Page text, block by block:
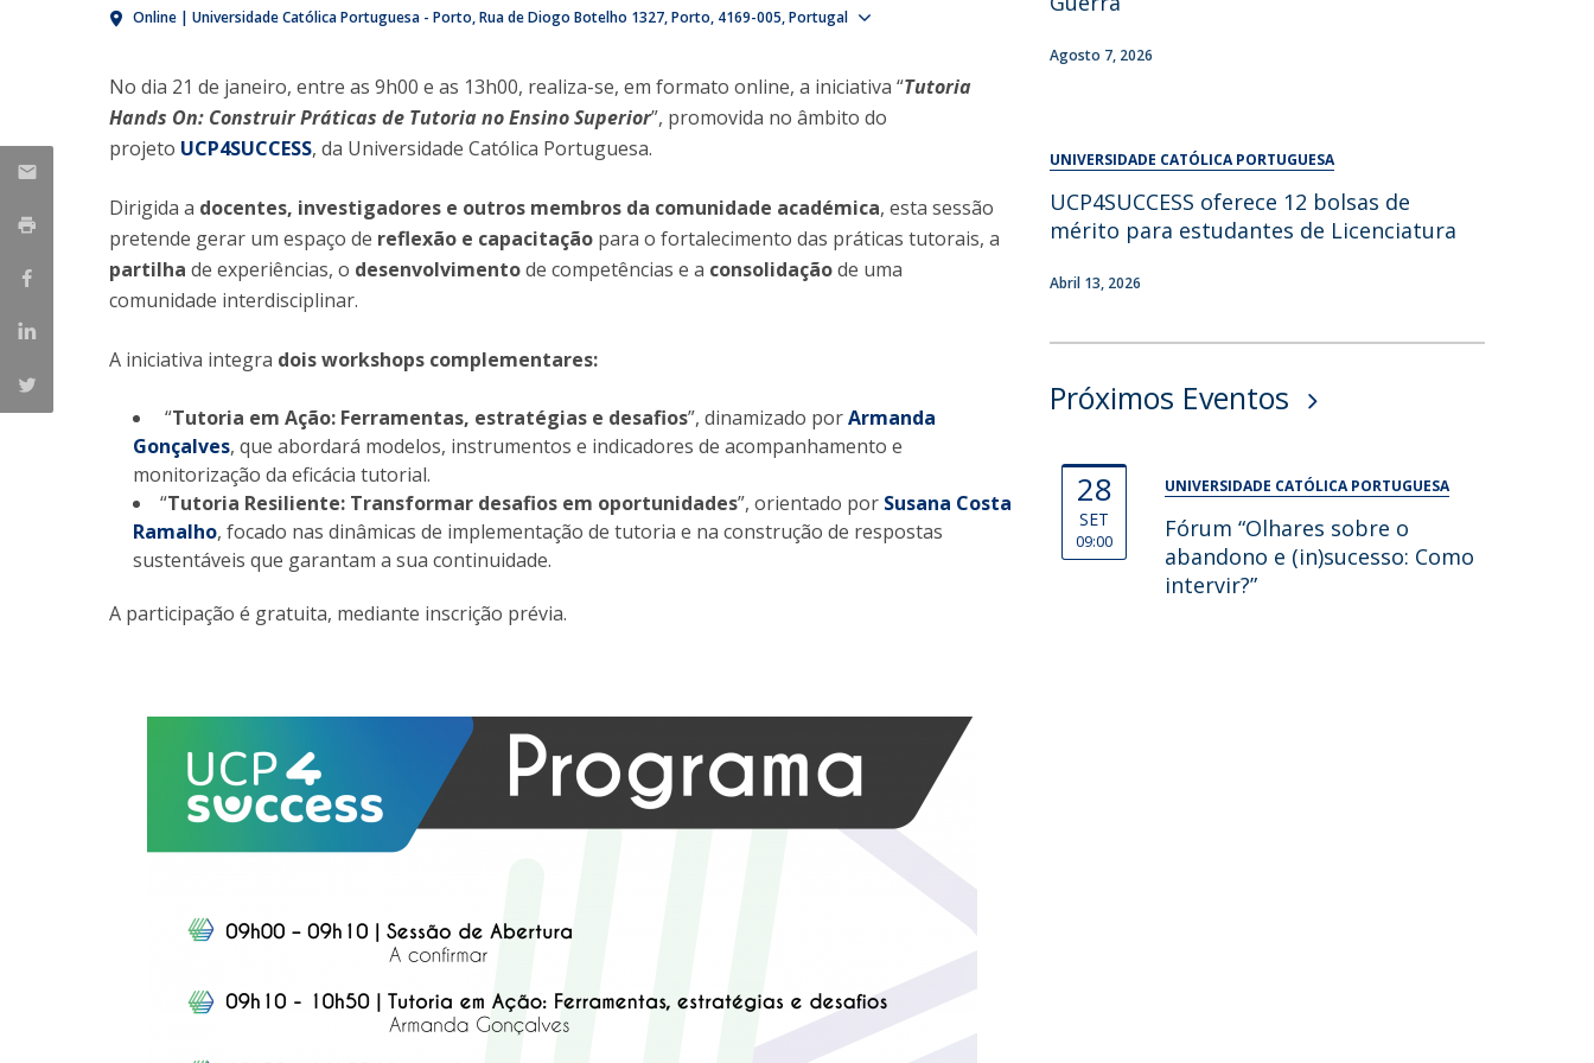
| CEDH
Human Neurobehavioral Laboratory |
Educação
Alumni
UDIP
Segurança e Emergência
Online | Universidade Católica Portuguesa - Porto Rua de Diogo Botelho 1327 Porto 4169-005 Portugal
No dia 21 de janeiro, entre as 9h00 e as 13h00, realiza-se, em formato online, a iniciativa “Tutoria
Hands On: Construir Práticas de Tutoria no Ensino Superior”, promovida no âmbito do
projeto UCP4SUCCESS, da Universidade Católica Portuguesa.
Dirigida a docentes, investigadores e outros membros da comunidade académica, esta sessão
pretende gerar um espaço de reflexão e capacitação para o fortalecimento das práticas tutorais, a
partilha de experiências, o desenvolvimentode competências e a consolidaçãode uma
comunidade interdisciplinar.
A iniciativa integra dois workshops complementares:
“Tutoria em Ação: Ferramentas, estratégias e desafios”, dinamizado porArmanda
Gonçalves, que abordará modelos, instrumentos e indicadores de acompanhamento e
monitorização da eficácia tutorial.
“Tutoria Resiliente: Transformar desafios em oportunidades”, orientado por Susana Costa
Ramalho, focado nas dinâmicas de implementação de tutoria e na construção de respostas
sustentáveis que garantam a sua continuidade.
A participação é gratuita, mediante inscrição prévia.
Agosto 7, 2026
UNIVERSIDADE CATÓLICA PORTUGUESA
UCP4SUCCESS oferece 12 bolsas de
mérito para estudantes de Licenciatura
Abril 13, 2026
Próximos Eventos
28
SET
09:00
UNIVERSIDADE CATÓLICA PORTUGUESA
Fórum “Olhares sobre o
abandono e (in)sucesso: Como
intervir?”